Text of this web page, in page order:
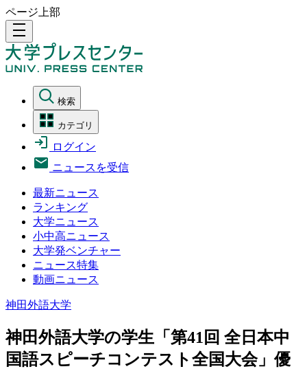
ページ上部
density_medium
検索
カテゴリ
ログイン
ニュースを受信
最新ニュース
ランキング
大学ニュース
小中高ニュース
大学発ベンチャー
ニュース特集
動画ニュース
神田外語大学
神田外語大学の学生「第41回 全日本中
国語スピーチコンテスト全国大会」優